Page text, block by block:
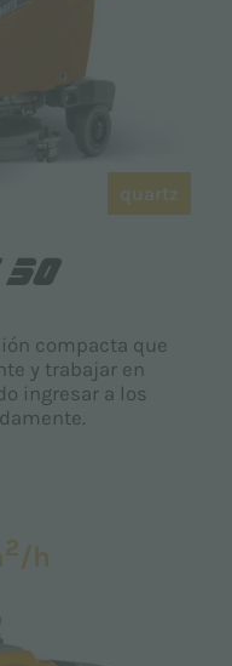
quartz
50
compacta que
y trabajar en
ingresar a los
2/h